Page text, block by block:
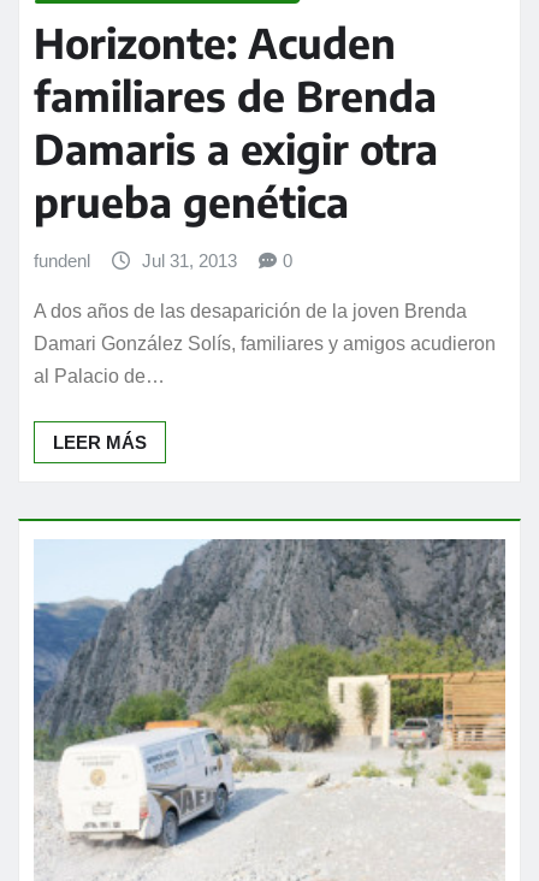
Horizonte: Acuden
familiares de Brenda
Damaris a exigir otra
prueba genética
fundenl Jul 31, 2013 0
A dos años de las desaparición de la joven Brenda
Damari González Solís, familiares y amigos acudieron
al Palacio de…
LEER MÁS